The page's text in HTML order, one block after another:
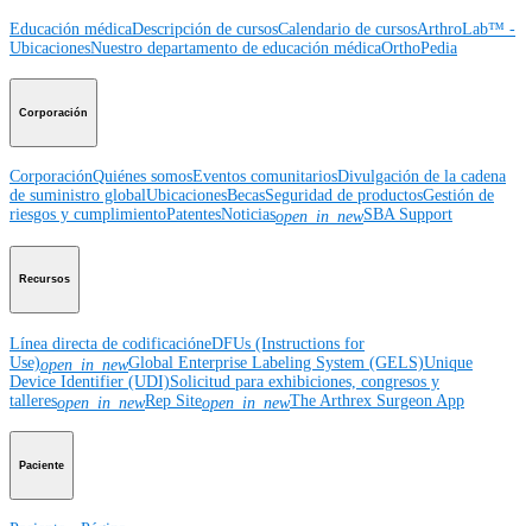
Educación médicaDescripción de cursosCalendario de cursosArthroLab™ -
UbicacionesNuestro departamento de educación médicaOrthoPedia
Corporación
CorporaciónQuiénes somosEventos comunitariosDivulgación de la cadena
de suministro globalUbicacionesBecasSeguridad de productosGestión de
riesgos y cumplimientoPatentesNoticiasopen_in_newSBA Support
Recursos
Línea directa de codificacióneDFUs (Instructions for
Use)open_in_newGlobal Enterprise Labeling System (GELS)Unique
Device Identifier (UDI)Solicitud para exhibiciones, congresos y
talleresopen_in_newRep Siteopen_in_newThe Arthrex Surgeon App
Paciente